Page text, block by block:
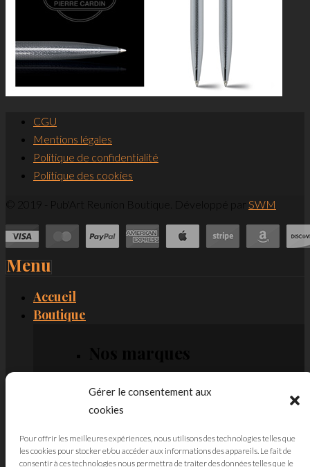
Gérer le consentement aux
cookies
Pour offrir les meilleures expériences, nous utilisons des technologies telles que
les cookies pour stocker et/ou accéder aux informations des appareils. Le fait de
consentir à ces technologies nous permettra de traiter des données telles que le
CGU
Mentions légales
Politique de confidentialité
Politique des cookies
© 2019 - Pub'Art Reunion Boutique. Développé par SWM
Menu
Accueil
Boutique
Pierre Cardin
Les Plus De P.Cardin
Pub’Art
Toscana